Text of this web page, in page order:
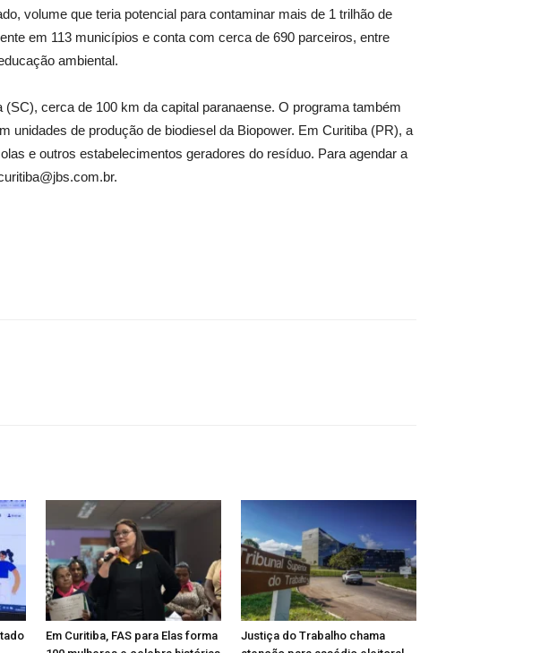
volume que teria potencial para contaminar mais de 1 trilhão de
em 113 municípios e conta com cerca de 690 parceiros, entre
ambiental.
cerca de 100 km da capital paranaense. O programa também
unidades de produção de biodiesel da Biopower. Em Curitiba (PR), a
e outros estabelecimentos geradores do resíduo. Para agendar a
Em Curitiba, FAS para Elas forma
Justiça do Trabalho chama